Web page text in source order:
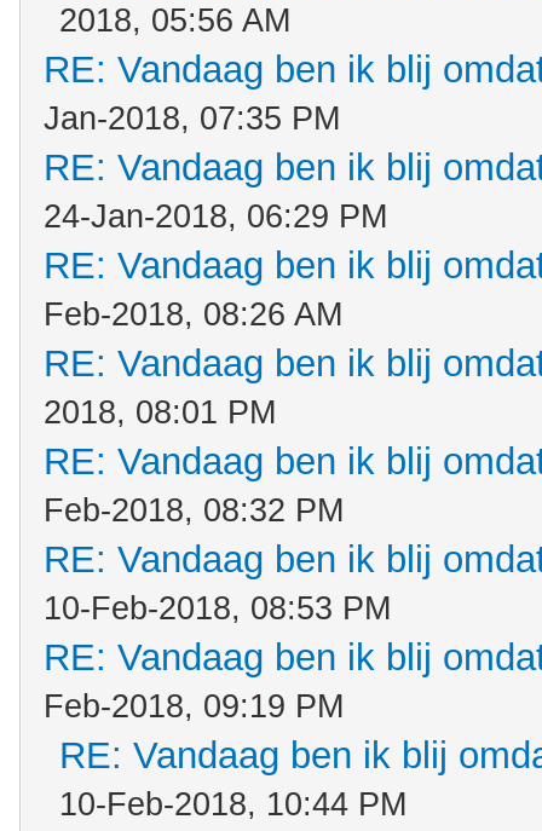
2018, 05:56 AM
RE: Vandaag ben ik blij
Jan-2018, 07:35 PM
RE: Vandaag ben ik blij
24-Jan-2018, 06:29 PM
RE: Vandaag ben ik blij
Feb-2018, 08:26 AM
RE: Vandaag ben ik blij
2018, 08:01 PM
RE: Vandaag ben ik blij
Feb-2018, 08:32 PM
RE: Vandaag ben ik blij
10-Feb-2018, 08:53 PM
RE: Vandaag ben ik blij
Feb-2018, 09:19 PM
RE: Vandaag ben ik blij
10-Feb-2018, 10:44 PM